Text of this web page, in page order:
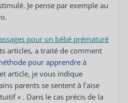
Je pense par exemple au
pour un bébé prématuré
articles, a traité de comment
pour apprendre à
article, je vous indique
parents se sentent à l’aise
« . Dans le cas précis de la